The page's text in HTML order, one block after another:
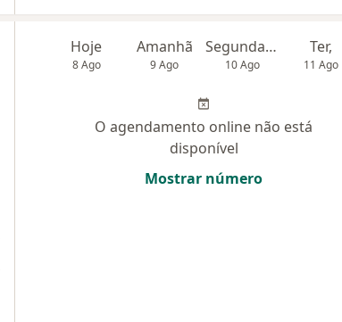
Hoje
8 Ago
Amanhã
9 Ago
Segunda-feira
10 Ago
Ter,
11 Ago
O agendamento online não está
disponível
Mostrar número